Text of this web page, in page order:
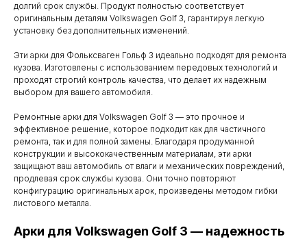
долгий срок службы. Продукт полностью соответствует
оригинальным деталям Volkswagen Golf 3, гарантируя легкую
установку без дополнительных изменений.
Эти арки для Фольксваген Гольф 3 идеально подходят для ремонта
кузова. Изготовлены с использованием передовых технологий и
проходят строгий контроль качества, что делает их надежным
выбором для вашего автомобиля.
Ремонтные арки для Volkswagen Golf 3 — это прочное и
эффективное решение, которое подходит как для частичного
ремонта, так и для полной замены. Благодаря продуманной
конструкции и высококачественным материалам, эти арки
защищают ваш автомобиль от влаги и механических повреждений,
продлевая срок службы кузова. Они точно повторяют
конфигурацию оригинальных арок, произведены методом гибки
листового металла.
Арки для Volkswagen Golf 3 — надежность
Контакты